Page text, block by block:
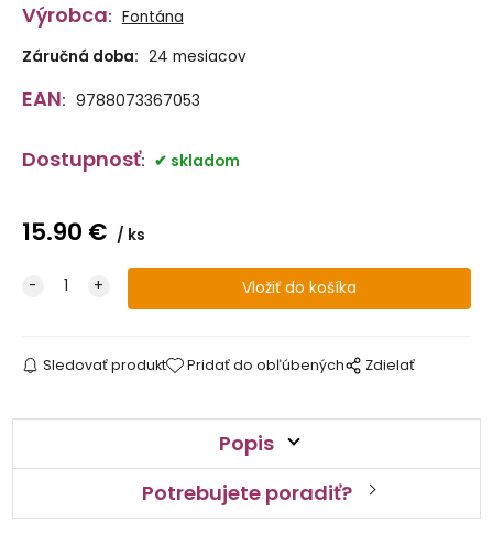
Výrobca: Fontána
Záručná doba: 24 mesiacov
EAN: 9788073367053
Dostupnosť: skladom
15.90 € ks
Sledovať produkt Pridať do obľúbených Zdielať
Popis
Potrebujete poradiť?